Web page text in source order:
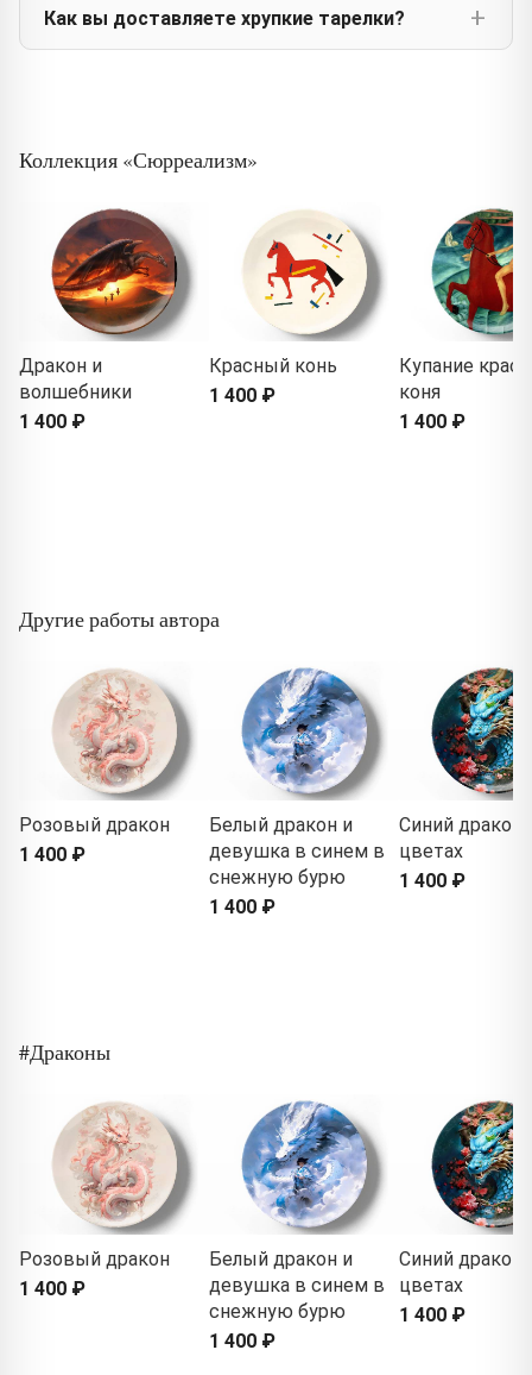
Как вы доставляете хрупкие тарелки?
Коллекция «Сюрреализм»
Дракон и
волшебники
1 400 ₽
Красный конь
1 400 ₽
Купание
коня
1 400 ₽
Другие работы автора
Розовый дракон
1 400 ₽
Белый дракон и
девушка в синем в
снежную бурю
1 400 ₽
Синий дракон
цветах
1 400 ₽
#Драконы
Розовый дракон
1 400 ₽
Белый дракон и
девушка в синем в
снежную бурю
1 400 ₽
Синий дракон
цветах
1 400 ₽